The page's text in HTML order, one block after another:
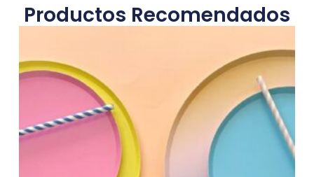
Productos Recomendados